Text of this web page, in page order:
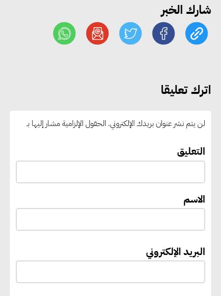
شارك الخبر
اترك تعليقا
لن يتم نشر عنوان بريدك الإلكتروني. الحقول الإلزامية مشار إليها بـ
التعليق
الاسم
البريد الإلكتروني
«التضامن» تطلق مبادرة «بكرة
المدرسة.. الخير في مصر» لتوفير
التجارة والاستثمارات والتعاون في
بالوقود منخفض الكربون
لمدينتي المنيا ويوسف الصديق
النمو الحضري